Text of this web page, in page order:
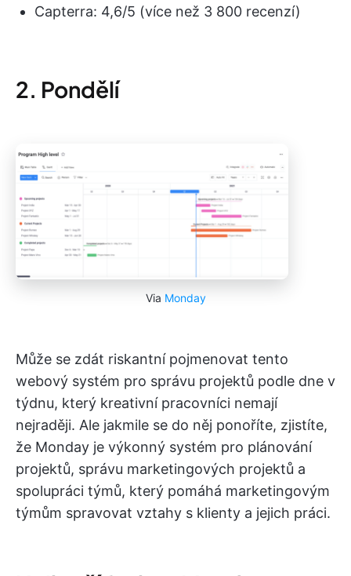
Capterra: 4,6/5 (více než 3 800 recenzí)
2. Pondělí
Via Monday
Může se zdát riskantní pojmenovat tento
webový systém pro správu projektů podle dne v
týdnu, který kreativní pracovníci nemají
nejraději. Ale jakmile se do něj ponoříte, zjistíte,
že Monday je výkonný systém pro plánování
projektů, správu marketingových projektů a
spolupráci týmů, který pomáhá marketingovým
týmům spravovat vztahy s klienty a jejich práci.